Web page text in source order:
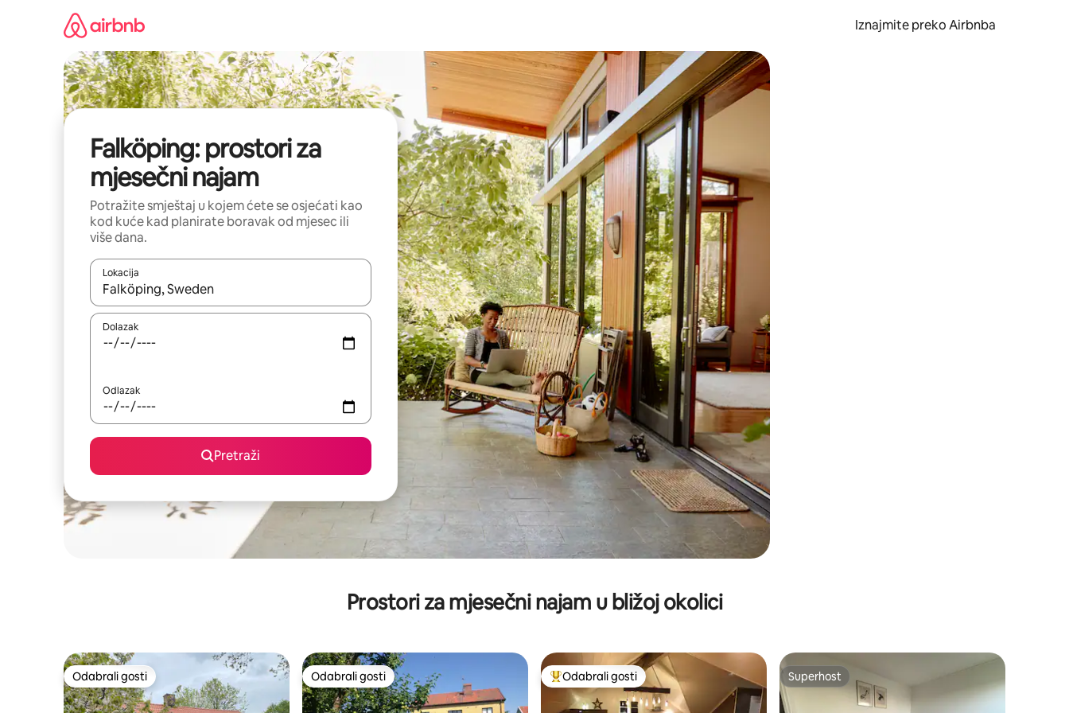
Iznajmite preko Airbnba
Falköping: prostori za
mjesečni najam
Potražite smještaj u kojem ćete se osjećati kao
kod kuće kad planirate boravak od mjesec ili
više dana.
Lokacija
Kada budu dostupni rezultati, moći ćete ih pregledati koristeći se strelicama prema gore i prema dolje, kao i dodirom ili prelaskom prstom po zaslonu.
Dolazak
Odlazak
Pretraži
Prostori za mjesečni najam u bližoj okolici
Odabrali gosti
Odabrali gosti Odabrali gosti
Odabrali gosti Među najviše rangiranima s oznakom „Odabrali gosti”
Odabrali gosti Superhost
Superhost